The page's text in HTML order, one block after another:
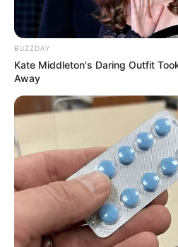
BUZZDAY
Kate Middleton's Daring Outfit
Away